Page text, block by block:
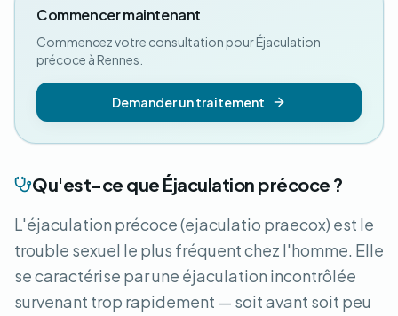
Qu'est-ce que Éjaculation précoce ?
L'éjaculation précoce (ejaculatio praecox) est le
trouble sexuel le plus fréquent chez l'homme. Elle
se caractérise par une éjaculation incontrôlée
survenant trop rapidement — soit avant soit peu
Commencer maintenant
Commencez votre consultation pour Éjaculation
précoce à Rennes.
Demander un traitement